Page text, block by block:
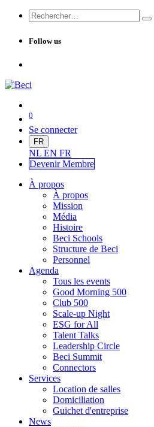
Follow us
0
Se connecter
FR
NL EN FR
Devenir Membre
À propos
À propos
Mission
Média
Histoire
Beci Schools
Structure de Beci
Personnel
Agenda
Tous les events
Good Morning 500
Club 500
Scale-up Night
ESG for All
Talent Talks
Leadership Circle
Beci Summit
Connectors
Services
Location de salles
Domiciliation
Guichet d'entreprise
News